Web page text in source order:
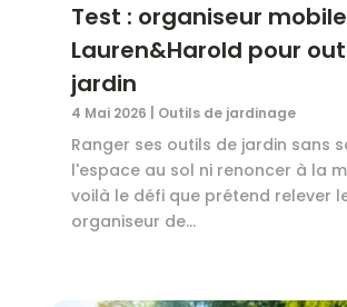
Test : organiseur mobile
Lauren&Harold pour
jardin
4 Mai 2026 Outils de jardinage
Ranger ses outils de jardin sans
l'espace au sol ni renoncer à la
voilà le défi que prétend relever
organiseur de...